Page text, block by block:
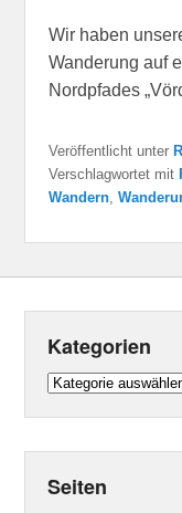
Wir haben
Wanderung auf
Nordpfades
Veröffentlicht unter
Verschlagwortet mit
Wandern,
Kategorien
Kategorien
Seiten